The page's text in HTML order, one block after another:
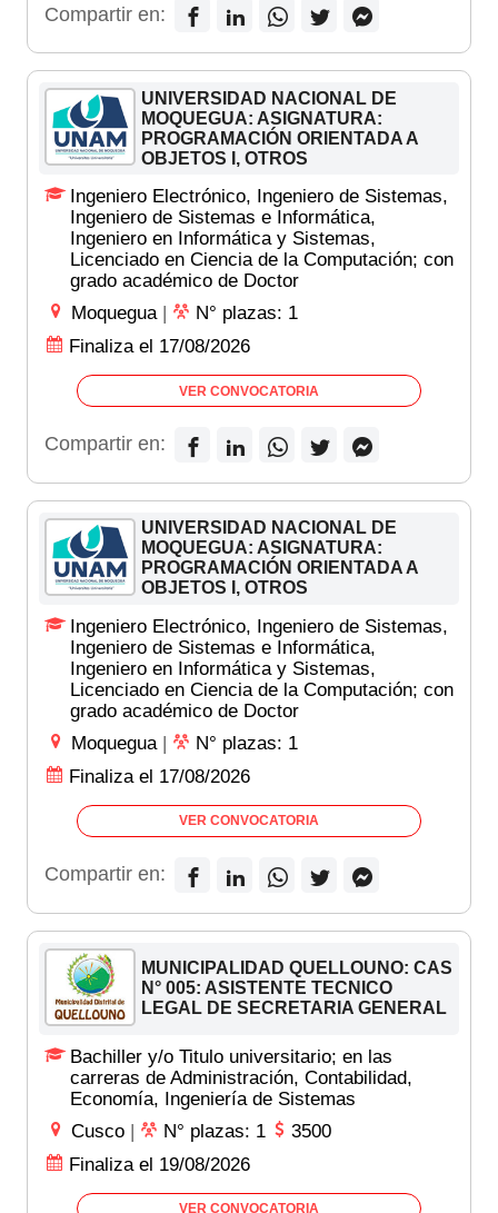
Compartir en:
UNIVERSIDAD NACIONAL DE
MOQUEGUA: ASIGNATURA:
PROGRAMACIÓN ORIENTADA A
OBJETOS I, OTROS
Ingeniero Electrónico, Ingeniero de Sistemas,
Ingeniero de Sistemas e Informática,
Ingeniero en Informática y Sistemas,
Licenciado en Ciencia de la Computación; con
grado académico de Doctor
Moquegua |
N° plazas: 1
Finaliza el 17/08/2026
VER CONVOCATORIA
Compartir en:
UNIVERSIDAD NACIONAL DE
MOQUEGUA: ASIGNATURA:
PROGRAMACIÓN ORIENTADA A
OBJETOS I, OTROS
Ingeniero Electrónico, Ingeniero de Sistemas,
Ingeniero de Sistemas e Informática,
Ingeniero en Informática y Sistemas,
Licenciado en Ciencia de la Computación; con
grado académico de Doctor
Moquegua |
N° plazas: 1
Finaliza el 17/08/2026
VER CONVOCATORIA
Compartir en:
MUNICIPALIDAD QUELLOUNO: CAS
N° 005: ASISTENTE TECNICO
LEGAL DE SECRETARIA GENERAL
Bachiller y/o Titulo universitario; en las
carreras de Administración, Contabilidad,
Economía, Ingeniería de Sistemas
Cusco | N° plazas: 1
3500
Finaliza el 19/08/2026
VER CONVOCATORIA